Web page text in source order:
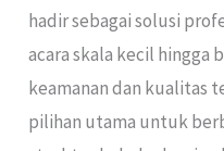
hadir sebagai solusi
acara skala kecil hingga
keamanan dan kualitas
pilihan utama untuk